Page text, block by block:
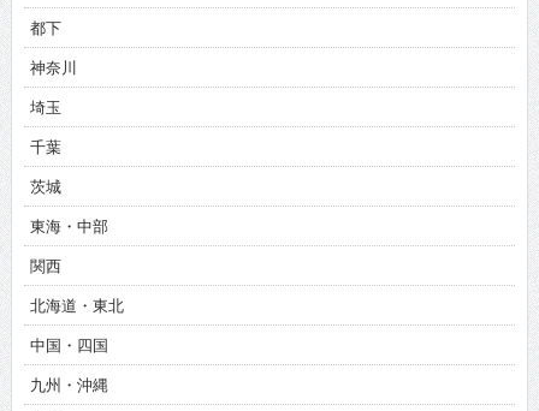
都下
神奈川
埼玉
千葉
茨城
東海・中部
関西
北海道・東北
中国・四国
九州・沖縄